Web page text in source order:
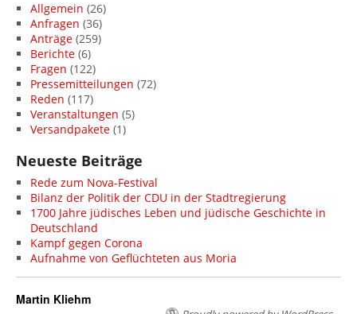
Allgemein (26)
Anfragen (36)
Anträge (259)
Berichte (6)
Fragen (122)
Pressemitteilungen (72)
Reden (117)
Veranstaltungen (5)
Versandpakete (1)
Neueste Beiträge
Rede zum Nova-Festival
Bilanz der Politik der CDU in der Stadtregierung
1700 Jahre jüdisches Leben und jüdische Geschichte in
Deutschland
Kampf gegen Corona
Aufnahme von Geflüchteten aus Moria
Martin Kliehm